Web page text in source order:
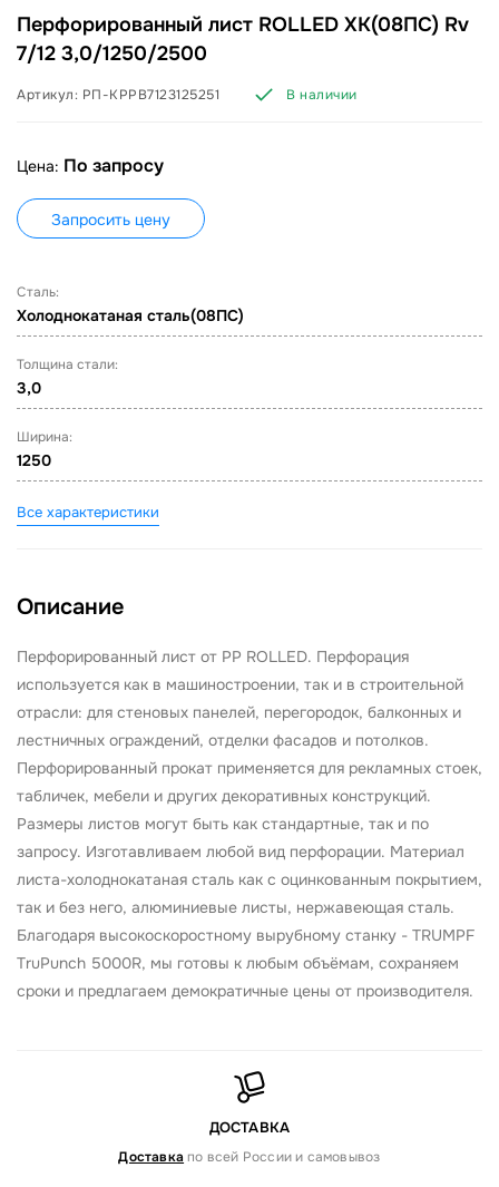
Перфорированный лист ROLLED ХК(08ПС) Rv
7/12 3,0/1250/2500
Артикул: РП-КРРВ7123125251 В наличии
Цена: По запросу
Запросить цену
Сталь:
Холоднокатаная сталь(08ПС)
Толщина стали:
3,0
Ширина:
1250
Все характеристики
Описание
Перфорированный лист от PP ROLLED. Перфорация
используется как в машиностроении, так и в строительной
отрасли: для стеновых панелей, перегородок, балконных и
лестничных ограждений, отделки фасадов и потолков.
Перфорированный прокат применяется для рекламных стоек,
табличек, мебели и других декоративных конструкций.
Размеры листов могут быть как стандартные, так и по
запросу. Изготавливаем любой вид перфорации. Материал
листа-холоднокатаная сталь как с оцинкованным покрытием,
так и без него, алюминиевые листы, нержавеющая сталь.
Благодаря высокоскоростному вырубному станку - TRUMPF
TruPunch 5000R, мы готовы к любым объёмам, сохраняем
сроки и предлагаем демократичные цены от производителя.
ДОСТАВКА
Доставка по всей России и самовывоз